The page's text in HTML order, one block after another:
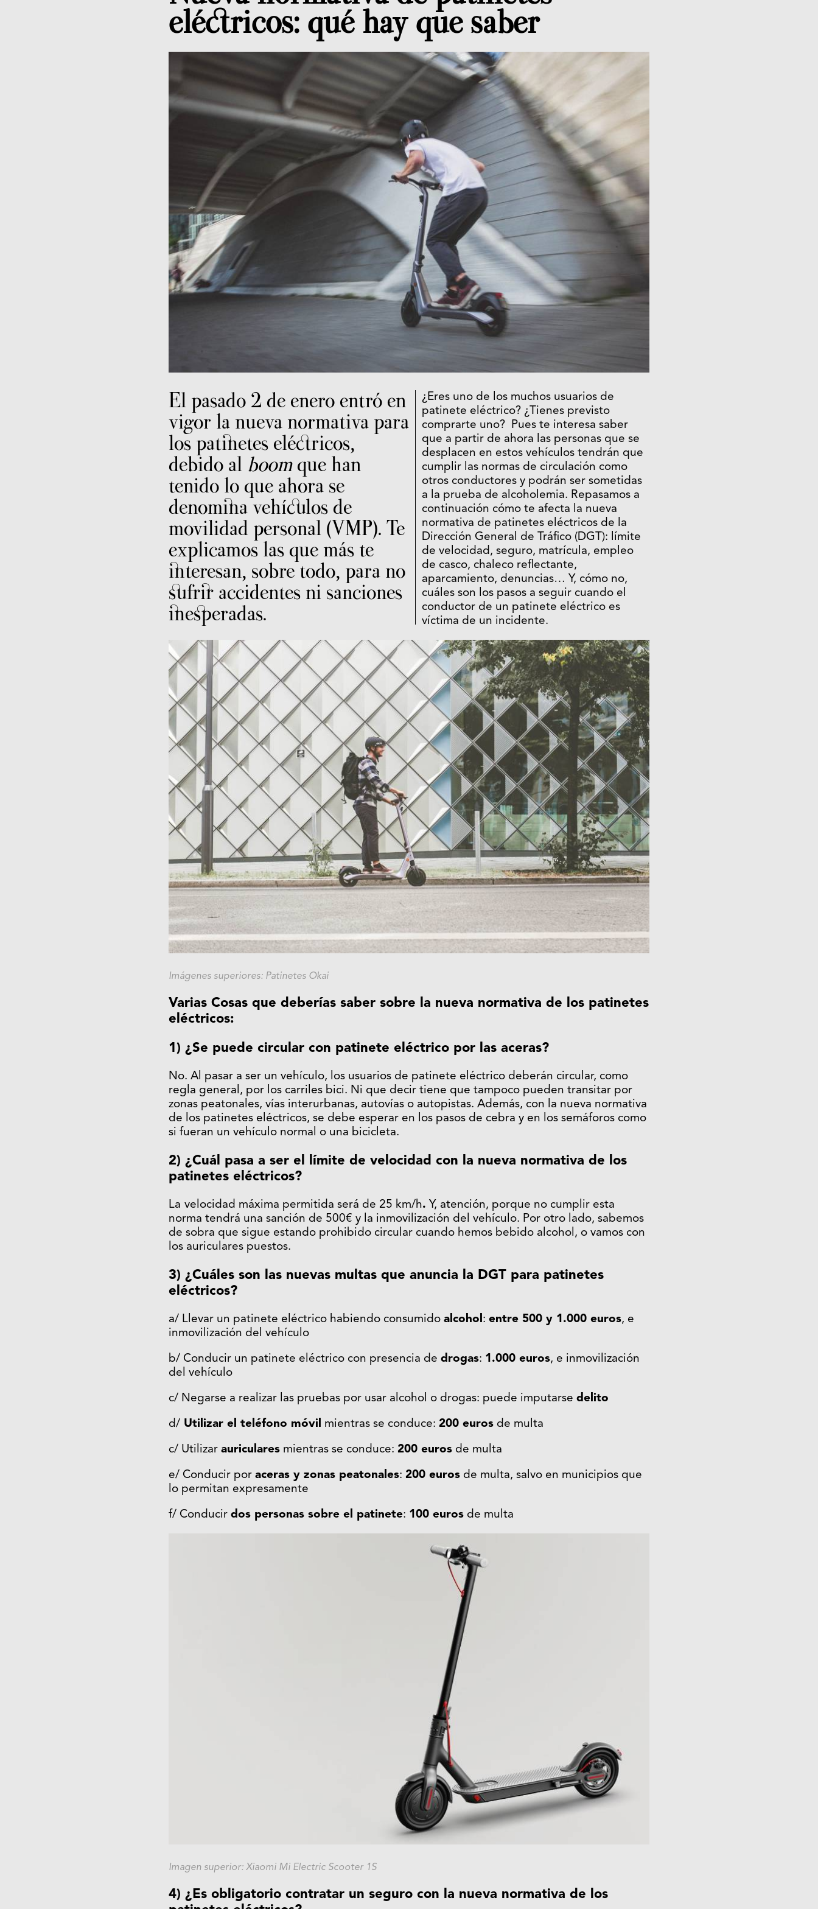
eléctricos: qué hay que saber
El pasado 2 de enero entró en
vigor la nueva normativa para
los patinetes eléctricos,
debido al boomque han
tenido lo que ahora se
denomina vehículos de
movilidad personal (VMP). Te
explicamos las que más te
interesan, sobre todo, para no
sufrir accidentes ni sanciones
inesperadas.
¿Eres uno de los muchos usuarios de
patinete eléctrico? ¿Tienes previsto
comprarte uno? Pues te interesa saber
que a partir de ahora las personas que se
desplacen en estos vehículos tendrán que
cumplir las normas de circulación como
otros conductores y podrán ser sometidas
a la prueba de alcoholemia. Repasamos a
continuación cómo te afecta la nueva
normativa de patinetes eléctricos de la
Dirección General de Tráfico (DGT): límite
de velocidad, seguro, matrícula, empleo
de casco, chaleco reflectante,
aparcamiento, denuncias… Y, cómo no,
cuáles son los pasos a seguir cuando el
conductor de un patinete eléctrico es
víctima de un incidente.
Imágenes superiores: Patinetes Okai
Varias Cosas que deberías saber sobre la nueva normativa de los patinetes
eléctricos:
1) ¿Se puede circular con patinete eléctrico por las aceras?
No. Al pasar a ser un vehículo, los usuarios de patinete eléctrico deberán circular, como
regla general, por los carriles bici. Ni que decir tiene que tampoco pueden transitar por
zonas peatonales, vías interurbanas, autovías o autopistas. Además, con la nueva normativa
de los patinetes eléctricos, se debe esperar en los pasos de cebra y en los semáforos como
si fueran un vehículo normal o una bicicleta.
2) ¿Cuál pasa a ser el límite de velocidad con la nueva normativa de los
patinetes eléctricos?
La velocidad máxima permitida será de 25 km/h. Y, atención, porque no cumplir esta
norma tendrá una sanción de 500€ y la inmovilización del vehículo. Por otro lado, sabemos
de sobra que sigue estando prohibido circular cuando hemos bebido alcohol, o vamos con
los auriculares puestos.
3) ¿Cuáles son las nuevas multas que anuncia la DGT para patinetes
eléctricos?
a/ Llevar un patinete eléctrico habiendo consumido alcohol: entre 500 y 1.000 euros, e
inmovilización del vehículo
b/ Conducir un patinete eléctrico con presencia de drogas: 1.000 euros, e inmovilización
del vehículo
c/ Negarse a realizar las pruebas por usar alcohol o drogas: puede imputarse delito
d/ Utilizar el teléfono móvil mientras se conduce: 200 euros de multa
c/ Utilizar auriculares mientras se conduce: 200 euros de multa
e/ Conducir por aceras y zonas peatonales: 200 euros de multa, salvo en municipios que
lo permitan expresamente
f/ Conducir dos personas sobre el patinete: 100 euros de multa
Imagen superior: Xiaomi Mi Electric Scooter 1S
4) ¿Es obligatorio contratar un seguro con la nueva normativa de los